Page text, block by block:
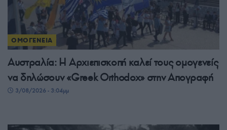
ΟΜΟΓΕΝΕΙΑ
Αυστραλία: Η Αρχιεπισκοπή καλεί τους ομογενείς
να δηλώσουν «Greek Orthodox» στην Απογραφή
3/08/2026 - 3:04μμ